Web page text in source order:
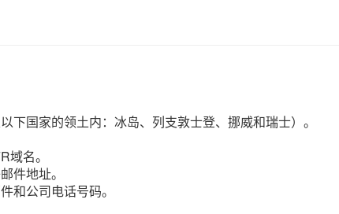
国家的领土内：冰岛、列支敦士登、挪威和瑞士）。
名。
件地址。
和公司电话号码。